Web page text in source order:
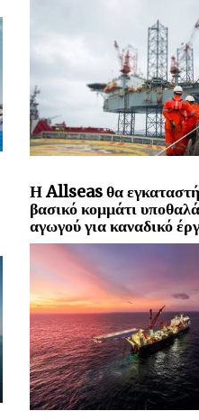
Η Allseas θα
βασικό κομμάτι
αγωγού για καναδικό